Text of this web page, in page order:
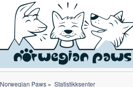
Norwegian Paws » Statistikksenter